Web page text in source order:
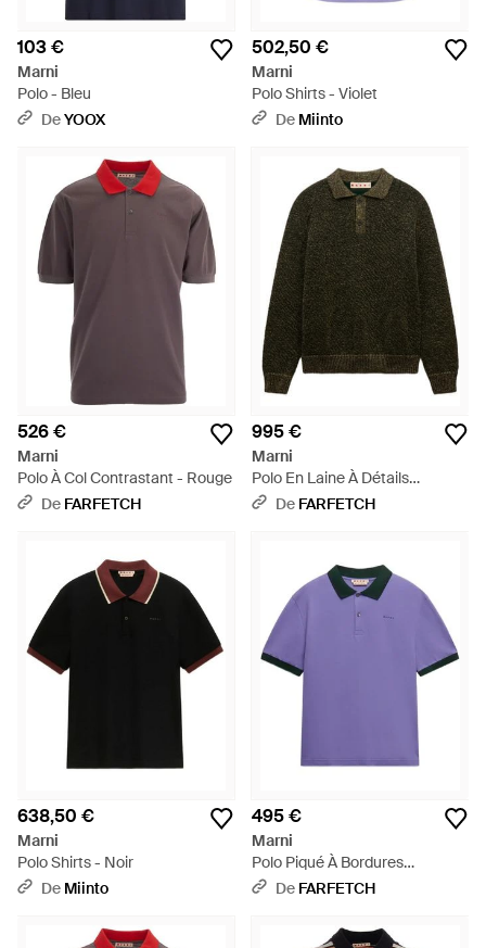
103 €
Marni
Polo - Bleu
DeYOOX
502,50 €
Marni
Polo Shirts - Violet
De Miinto
526 €
Marni
Polo À Col Contrastant - Rouge
De FARFETCH
995 €
Marni
Polo En Laine À Détails
Métallisés - Vert
De FARFETCH
638,50 €
Marni
Polo Shirts - Noir
De Miinto
495 €
Marni
Polo Piqué À Bordures
Contrastées - Violet
De FARFETCH